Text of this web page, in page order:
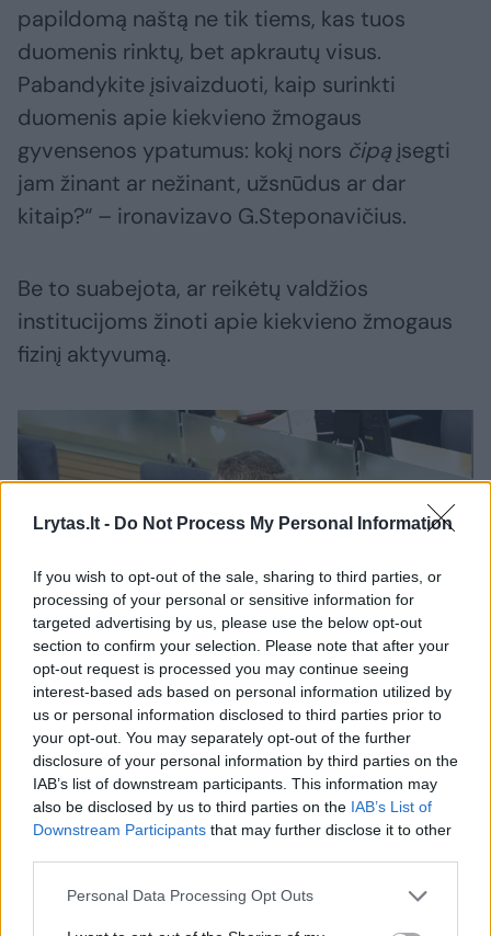
Lrytas.lt - Do Not Process My Personal Information
If you wish to opt-out of the sale, sharing to third parties, or
processing of your personal or sensitive information for
targeted advertising by us, please use the below opt-out
section to confirm your selection. Please note that after your
opt-out request is processed you may continue seeing
interest-based ads based on personal information utilized by
us or personal information disclosed to third parties prior to
your opt-out. You may separately opt-out of the further
disclosure of your personal information by third parties on the
IAB’s list of downstream participants. This information may
also be disclosed by us to third parties on the IAB’s List of
Downstream Participants that may further disclose it to other
Personal Data Processing Opt Outs
papildomą naštą ne tik tiems, kas tuos
duomenis rinktų, bet apkrautų visus.
Pabandykite įsivaizduoti, kaip surinkti
duomenis apie kiekvieno žmogaus
gyvensenos ypatumus: kokį nors čipą įsegti
jam žinant ar nežinant, užsnūdus ar dar
kitaip?“ – ironavizavo G.Steponavičius.
Be to suabejota, ar reikėtų valdžios
institucijoms žinoti apie kiekvieno žmogaus
fizinį aktyvumą.
Daugiau nuotraukų (6)
Seimo narė Aušrinė Armonaitė.
D.Umbraso nuotr.
„Iš tikrųjų įdomu, kai valdžios institucijos
stebės ir analizuos žmonių fizinį aktyvumą.
Mes kiekvienas galime stebėti savo fizinį